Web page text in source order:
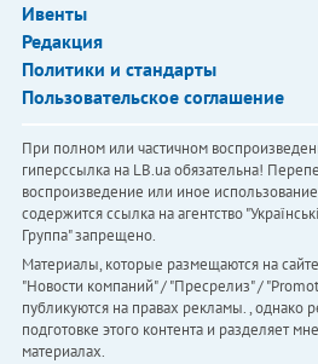
Ивенты
Редакция
Политики и стандарты
Пользовательское соглашение
При полном или частичном
гиперссылка на LB.ua обязательна!
воспроизведение или иное
содержится ссылка на агентство
Группа" запрещено.
Материалы, которые размещаются на
"Новости компаний" / "Пресрелиз" /
публикуются на правах рекламы. , однако
подготовке этого контента и разделяет
материалах.